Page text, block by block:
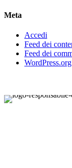
Meta
Accedi
Feed dei
Feed dei
WordPress.org